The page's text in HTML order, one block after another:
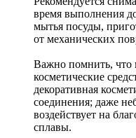
время выполнения
мытья посуды,
от механических
Важно помнить, что
косметические
декоративная
соединения; даже
воздействует на
сплавы.